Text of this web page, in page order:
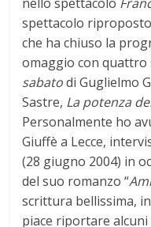
spettacolo
che ha chiuso la
omaggio con quattro
sabatodi Guglielmo
Sastre, La potenza
Personalmente ho
Giuffè a Lecce,
(28 giugno 2004) in
del suo romanzo “
scrittura bellissima,
piace riportare